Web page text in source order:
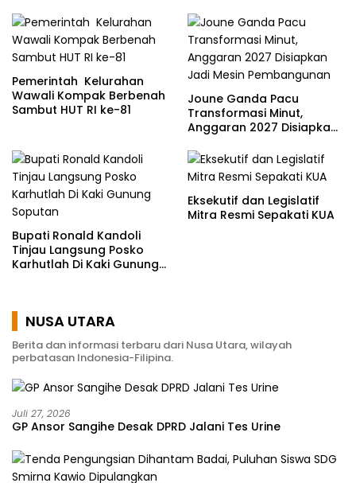
Meriahkan HUT RI ke 81
Pemerintah Kelurahan
Wawali Kompak Berbenah
Sambut HUT RI ke-81
Joune Ganda Pacu
Transformasi Minut,
Anggaran 2027 Disiapkan
Bupati Ronald Kandoli
Tinjau Langsung Posko
Karhutlah Di Kaki Gunung
Eksekutif dan Legislatif
Mitra Resmi Sepakati KUA
NUSA UTARA
Berita dan informasi terbaru dari Nusa Utara, wilayah
perbatasan Indonesia-Filipina.
Juli 27, 2026
GP Ansor Sangihe Desak DPRD Jalani Tes Urine